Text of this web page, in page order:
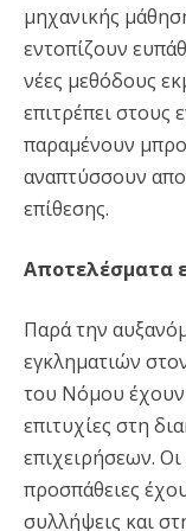
μηχανικής
εντοπίζουν
νέες μεθόδους
επιτρέπει στους
παραμένουν
αναπτύσσουν
επίθεσης.
Αποτελέσματα
Παρά την
εγκληματιών
του Νόμου έχουν
επιτυχίες στη
επιχειρήσεων. Οι
προσπάθειες
συλλήψεις και